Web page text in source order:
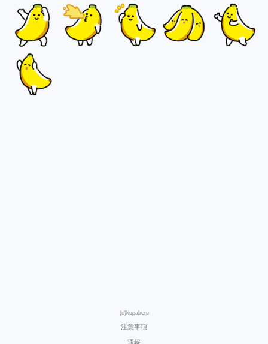
(c)kupaberu
注意事項
通報